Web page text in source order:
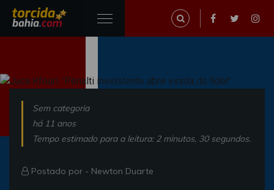
Sem categoria
há 11 anos
Tempo estimado para a leitura: 2 minutos, 30 segundos.
Postado por - Newton Duarte